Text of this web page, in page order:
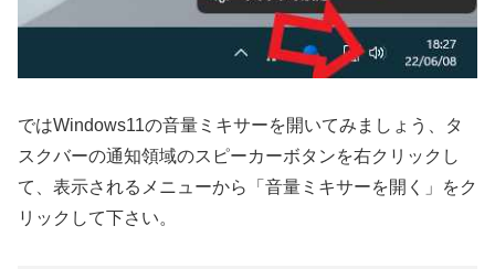
ではWindows11の音量ミキサーを開いてみましょう、タ
スクバーの通知領域のスピーカーボタンを右クリックし
て、表示されるメニューから「音量ミキサーを開く」をク
リックして下さい。